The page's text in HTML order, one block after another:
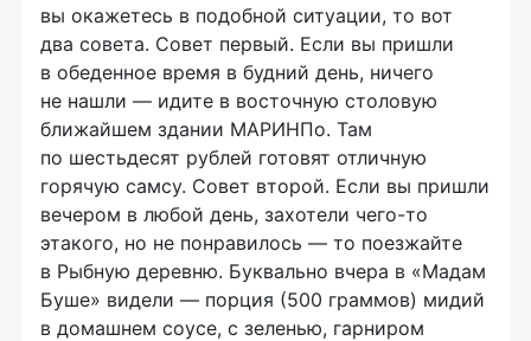
вы окажетесь в подобной ситуации, то вот
два совета. Совет первый. Если вы пришли
в обеденное время в будний день, ничего
не нашли — идите в восточную столовую
ближайшем здании МАРИНПо. Там
по шестьдесят рублей готовят отличную
горячую самсу. Совет второй. Если вы пришли
вечером в любой день, захотели чего-то
этакого, но не понравилось — то поезжайте
в Рыбную деревню. Буквально вчера в «Мадам
Буше» видели — порция (500 граммов) мидий
в домашнем соусе, с зеленью, гарниром